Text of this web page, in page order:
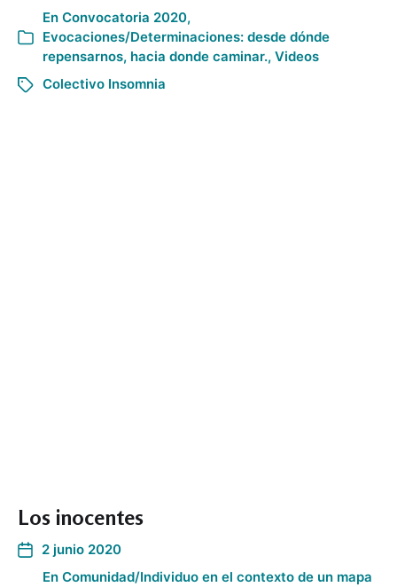
En Convocatoria 2020,
Evocaciones/Determinaciones: desde dónde
repensarnos, hacia donde caminar., Videos
Colectivo Insomnia
Los inocentes
2 junio 2020
En Comunidad/Individuo en el contexto de un mapa